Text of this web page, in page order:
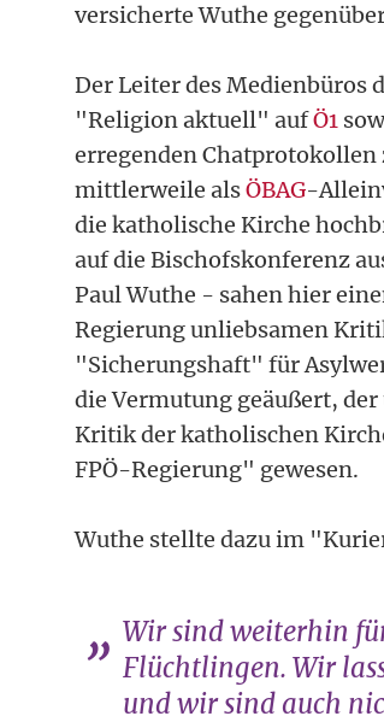
versicherte Wuthe
Der Leiter des Medienbüros
"Religion aktuell" aufÖ1
erregenden Chatprotokollen
mittlerweile alsÖBAG-
die katholische Kirche
auf die Bischofskonferenz
Paul Wuthe - sahen hier
Regierung unliebsamen
"Sicherungshaft" für
die Vermutung geäußert,
Kritik der katholischen
FPÖ-Regierung" gewesen.
Wuthe stellte dazu im
Wir sind weiterhin
Flüchtlingen. Wir
und wir sind auch